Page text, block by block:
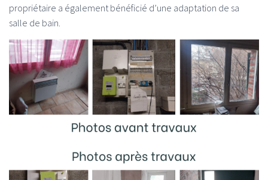
propriétaire a également bénéficié d’une adaptation de sa
salle de bain.